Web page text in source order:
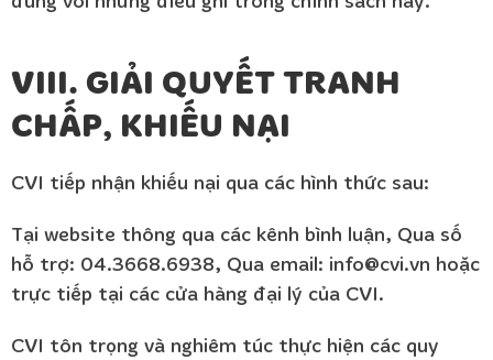
VIII. GIẢI QUYẾT TRANH
CHẤP, KHIẾU NẠI
CVI tiếp nhận khiếu nại qua các hình thức sau:
Tại website thông qua các kênh bình luận, Qua số
hỗ trợ: 04.3668.6938, Qua email: info@cvi.vn hoặc
trực tiếp tại các cửa hàng đại lý của CVI.
CVI tôn trọng và nghiêm túc thực hiện các quy